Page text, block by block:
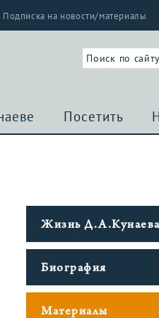
Подписка на новости/материалы
Посетить
Жизнь Д.А.Кунаева
Биография
Материалы